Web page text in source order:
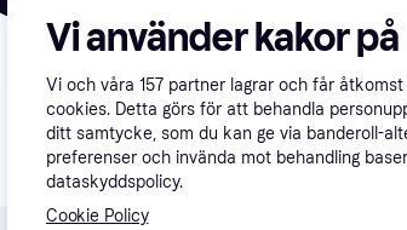
Specifikationer
Vi använder kakor
Vi och våra 157 partner lagrar och får
cookies. Detta görs för att behandla
ditt samtycke, som du kan ge via banderoll-
preferenser och invända mot behandling
dataskyddspolicy.
Cookie Policy